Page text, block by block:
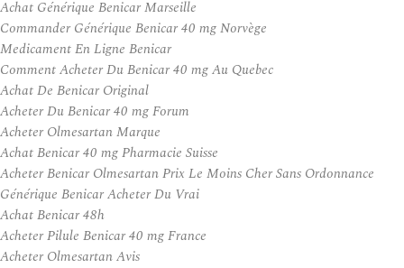
Achat Générique Benicar Marseille
Commander Générique Benicar 40 mg Norvège
Medicament En Ligne Benicar
Comment Acheter Du Benicar 40 mg Au Quebec
Achat De Benicar Original
Acheter Du Benicar 40 mg Forum
Acheter Olmesartan Marque
Achat Benicar 40 mg Pharmacie Suisse
Acheter Benicar Olmesartan Prix Le Moins Cher Sans Ordonnance
Générique Benicar Acheter Du Vrai
Achat Benicar 48h
Acheter Pilule Benicar 40 mg France
Acheter Olmesartan Avis